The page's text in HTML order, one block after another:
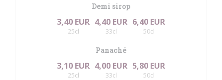
Demi sirop
3,40 EUR
25cl
4,40 EUR
33cl
6,40 EUR
50cl
Panaché
3,10 EUR
25cl
4,00 EUR
33cl
5,80 EUR
50cl